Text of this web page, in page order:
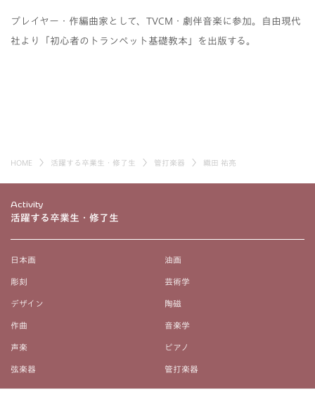
プレイヤー・作編曲家として、TVCM・劇伴音楽に参加。自由現代
社より「初心者のトランペット基礎教本」を出版する。
HOME 活躍する卒業生・修了生 管打楽器 織田 祐亮
Activity
活躍する卒業生・修了生
日本画 油画
彫刻 芸術学
デザイン 陶磁
作曲 音楽学
声楽 ピアノ
弦楽器 管打楽器